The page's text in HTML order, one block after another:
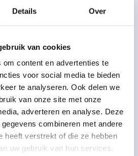
Details Over
van cookies
om content en advertenties te
voor social media te bieden
te analyseren. Ook delen we
van onze site met onze
adverteren en analyse. Deze
combineren met andere
heeft verstrekt of die ze hebben
uw gebruik van hun services.
afvalwater van je
geen
met
Dat is een andere
petitie
die de EU
plastic in
verbieden.
zit ook in